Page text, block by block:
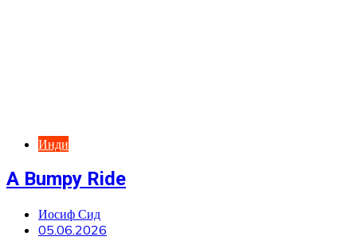
Инди
A Bumpy Ride
Иосиф Сид
05.06.2026